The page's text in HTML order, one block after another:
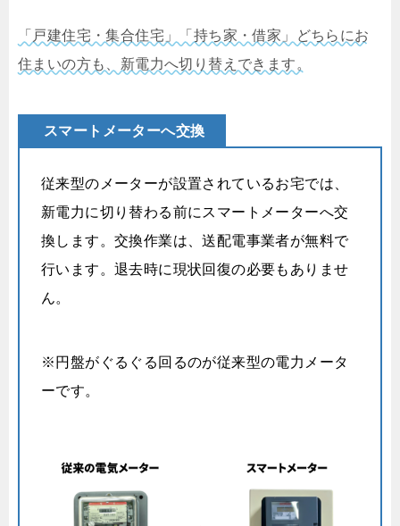
「戸建住宅・集合住宅」「持ち家・借家」どちらにお
住まいの方も、新電力へ切り替えできます。
スマートメーターへ交換
従来型のメーターが設置されているお宅では、
新電力に切り替わる前にスマートメーターへ交
換します。交換作業は、送配電事業者が無料で
行います。退去時に現状回復の必要もありませ
ん。
※円盤がぐるぐる回るのが従来型の電力メータ
ーです。